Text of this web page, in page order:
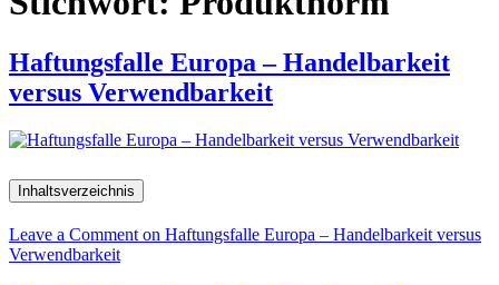
Haftungsfalle Europa – Handelbarkeit
versus Verwendbarkeit
Inhaltsverzeichnis
Leave a Comment on Haftungsfalle Europa – Handelbarkeit versus
Verwendbarkeit